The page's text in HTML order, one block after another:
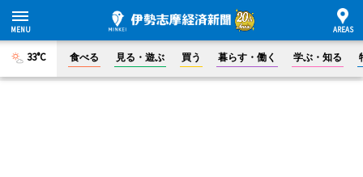
33°C 食べる 見る・遊ぶ 買う 暮らす・働く 学ぶ・知る